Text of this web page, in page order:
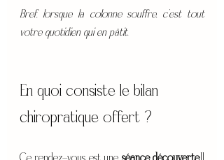
Bref, lorsque la colonne souffre, c’est tout
votre quotidien qui en pâtit.
En quoi consiste le bilan
chiropratique offert ?